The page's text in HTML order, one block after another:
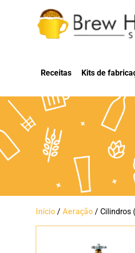
Receitas Kits de
Início / Aeração / Cilindros